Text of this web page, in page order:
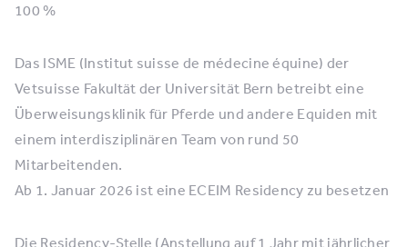
100 %
Das ISME (Institut suisse de médecine équine) der
Vetsuisse Fakultät der Universität Bern betreibt eine
Überweisungsklinik für Pferde und andere Equiden mit
einem interdisziplinären Team von rund 50
Mitarbeitenden.
Ab 1. Januar 2026 ist eine ECEIM Residency zu besetzen
Die Residency-Stelle (Anstellung auf 1 Jahr mit jährlicher